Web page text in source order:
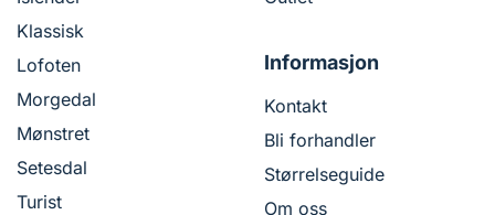
Klassisk
Lofoten
Morgedal
Mønstret
Setesdal
Turist
Informasjon
Kontakt
Bli forhandler
Størrelseguide
Om oss